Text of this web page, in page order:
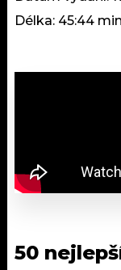
Délka: 45:44
50